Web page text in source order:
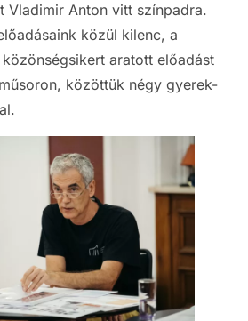
Vladimir Anton vitt színpadra.
közül kilenc, a
aratott előadást
közöttük négy gyerek-